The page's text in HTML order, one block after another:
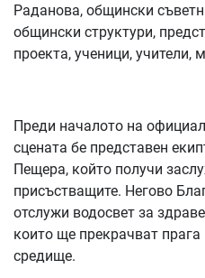
Раданова, общински
общински структури,
проекта, ученици,
Преди началото на
сцената бе представен
Пещера, който получи
присъстващите. Негово
отслужи водосвет за
които ще прекрачват
средище.